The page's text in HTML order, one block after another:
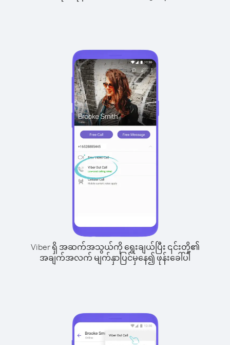
Viber ရှိ အဆက်အသွယ်ကို ရွေးချယ်ပြီး ၎င်းတို့၏
အချက်အလက် မျက်နှာပြင်မှနေ၍ ဖုန်းခေါ်ပါ